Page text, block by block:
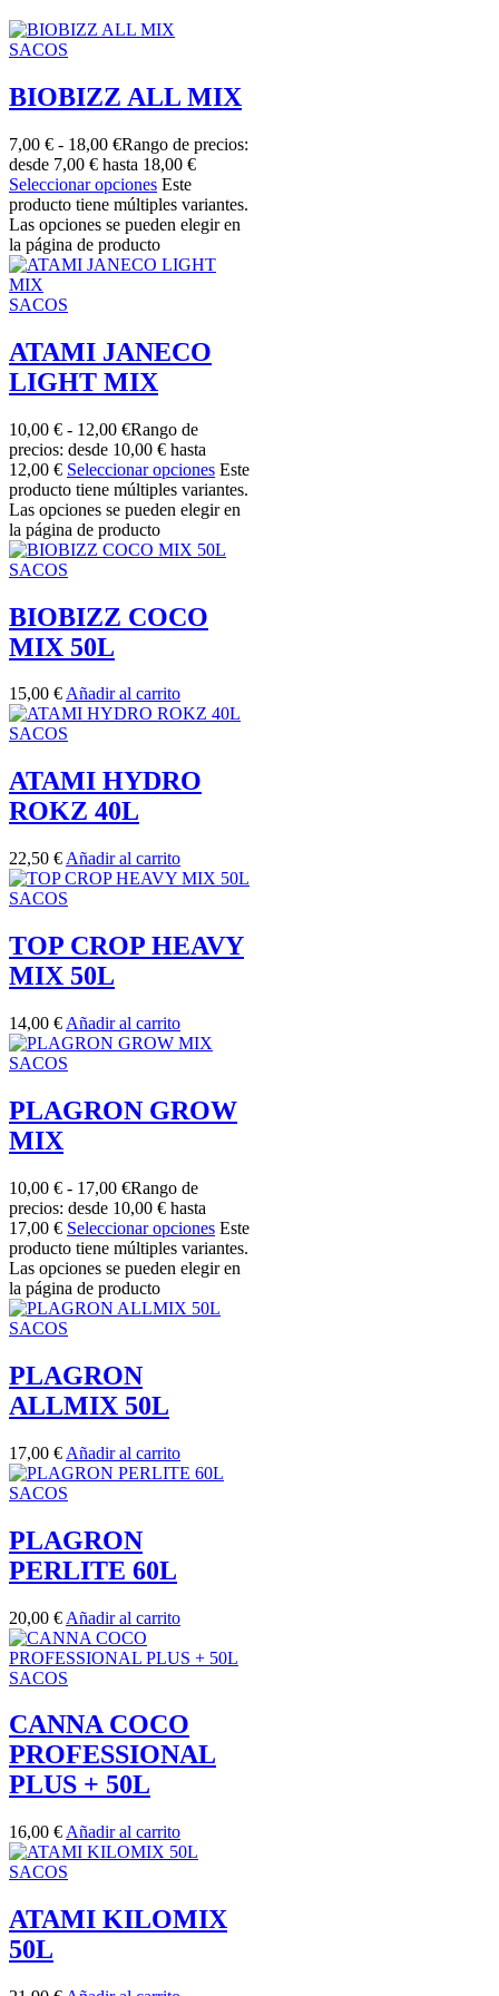
SACOS
BIOBIZZ ALL MIX
7,00 € - 18,00 €Rango de precios:
desde 7,00 € hasta 18,00 €
Seleccionar opciones Este
producto tiene múltiples variantes.
Las opciones se pueden elegir en
la página de producto
SACOS
ATAMI JANECO
LIGHT MIX
10,00 € - 12,00 €Rango de
precios: desde 10,00 € hasta
12,00 € Seleccionar opciones Este
producto tiene múltiples variantes.
Las opciones se pueden elegir en
la página de producto
SACOS
BIOBIZZ COCO
MIX 50L
15,00 €Añadir al carrito
SACOS
ATAMI HYDRO
ROKZ 40L
22,50 € Añadir al carrito
SACOS
TOP CROP HEAVY
MIX 50L
14,00 € Añadir al carrito
SACOS
PLAGRON GROW
MIX
10,00 € - 17,00 €Rango de
precios: desde 10,00 € hasta
17,00 € Seleccionar opciones Este
producto tiene múltiples variantes.
Las opciones se pueden elegir en
la página de producto
SACOS
PLAGRON
ALLMIX 50L
17,00 € Añadir al carrito
SACOS
PLAGRON
PERLITE 60L
20,00 € Añadir al carrito
SACOS
CANNA COCO
PROFESSIONAL
PLUS + 50L
16,00 € Añadir al carrito
SACOS
ATAMI KILOMIX
50L